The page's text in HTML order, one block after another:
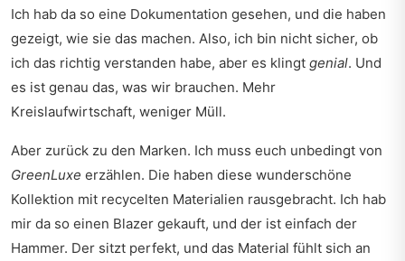
Ich hab da so eine Dokumentation gesehen, und die haben
gezeigt, wie sie das machen. Also, ich bin nicht sicher, ob
ich das richtig verstanden habe, aber es klingt genial. Und
es ist genau das, was wir brauchen. Mehr
Kreislaufwirtschaft, weniger Müll.
Aber zurück zu den Marken. Ich muss euch unbedingt von
GreenLuxe erzählen. Die haben diese wunderschöne
Kollektion mit recycelten Materialien rausgebracht. Ich hab
mir da so einen Blazer gekauft, und der ist einfach der
Hammer. Der sitzt perfekt, und das Material fühlt sich an